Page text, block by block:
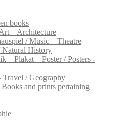
books
– Architecture
/ Music – Theatre
Natural History
– Plakat – Poster / Posters -
Travel / Geography
and prints pertaining